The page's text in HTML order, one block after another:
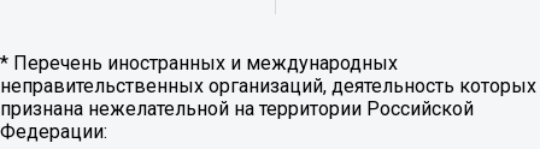
* Перечень иностранных и международных
неправительственных организаций, деятельность которых
признана нежелательной на территории Российской
Федерации: